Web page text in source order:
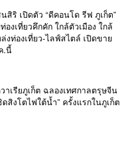
สิริ เปิดตัว “ดีคอนโด รีฟ ภูเก็ต”
องเที่ยวคึกคัก ใกล้ตัวเมือง ใกล้
งท่องเที่ยว-ไลฟ์สไตล์ เปิดขาย
.นี้
าเรียภูเก็ต ฉลองเทศกาลตรุษจีน
ดสิงโตไฟใต้น้ำ” ครั้งแรกในภูเก็ต